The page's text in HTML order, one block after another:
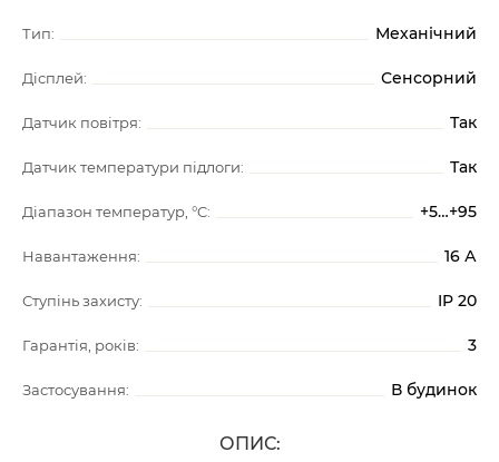
Тип: Механічний
Дісплей: Сенсорний
Датчик повітря: Так
Датчик температури підлоги: Так
Діапазон температур, °C: +5…+95
Навантаження: 16 А
Ступінь захисту: IP 20
Гарантія, років: 3
Застосування: В будинок
ОПИС: